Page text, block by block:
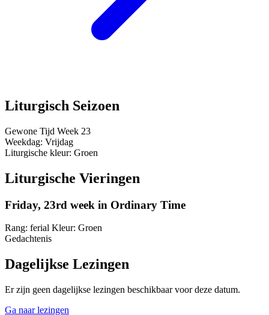
Liturgisch Seizoen
Gewone Tijd Week 23
Weekdag: Vrijdag
Liturgische kleur: Groen
Liturgische Vieringen
Friday, 23rd week in Ordinary Time
Rang: ferial Kleur: Groen
Gedachtenis
Dagelijkse Lezingen
Er zijn geen dagelijkse lezingen beschikbaar voor deze datum.
Ga naar lezingen